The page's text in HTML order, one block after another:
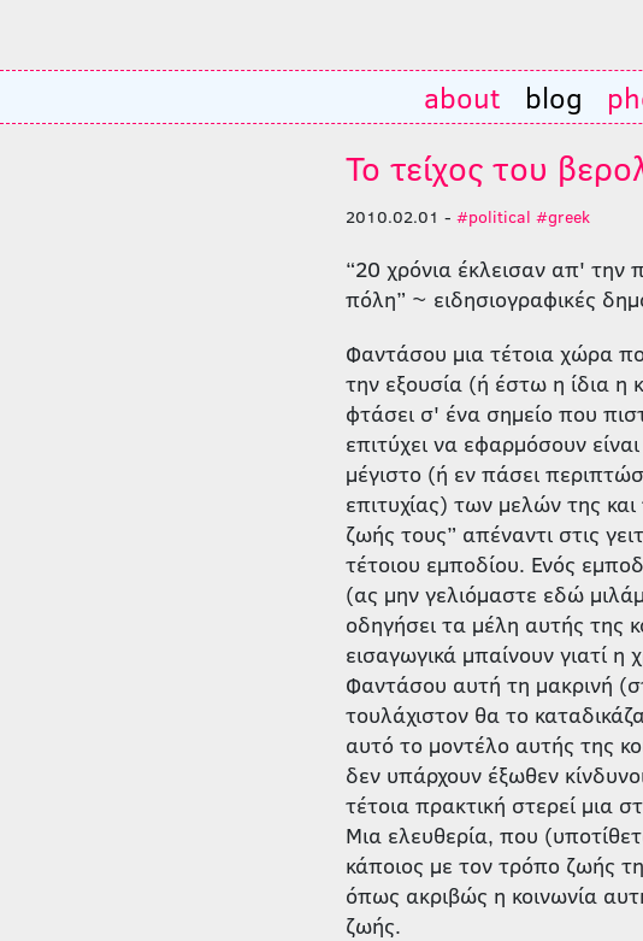
about blog
Το τείχος του
2010.02.01 - #political #greek
“20 χρόνια έκλεισαν απ' την
πόλη” ~ ειδησιογραφικές
Φαντάσου μια τέτοια χώρα
την εξουσία (ή έστω η ίδια η
φτάσει σ' ένα σημείο που
επιτύχει να εφαρμόσουν
μέγιστο (ή εν πάσει
επιτυχίας) των μελών της
ζωής τους” απέναντι στις
τέτοιου εμποδίου. Ενός
(ας μην γελιόμαστε εδώ
οδηγήσει τα μέλη αυτής της
εισαγωγικά μπαίνουν γιατί
Φαντάσου αυτή τη μακρινή
τουλάχιστον θα το
αυτό το μοντέλο αυτής της
δεν υπάρχουν έξωθεν
τέτοια πρακτική στερεί μια
Μια ελευθερία, που
κάποιος με τον τρόπο ζωής
όπως ακριβώς η κοινωνία
ζωής.